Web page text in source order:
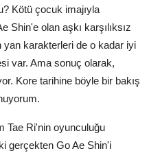
Kötü çocuk imajıyla
Shin'e olan aşkı karşılıksız
yan karakterleri de o kadar iyi
var. Ama sonuç olarak,
Kore tarihine böyle bir bakış
Tae Ri'nin oyunculuğu
gerçekten Go Ae Shin'i